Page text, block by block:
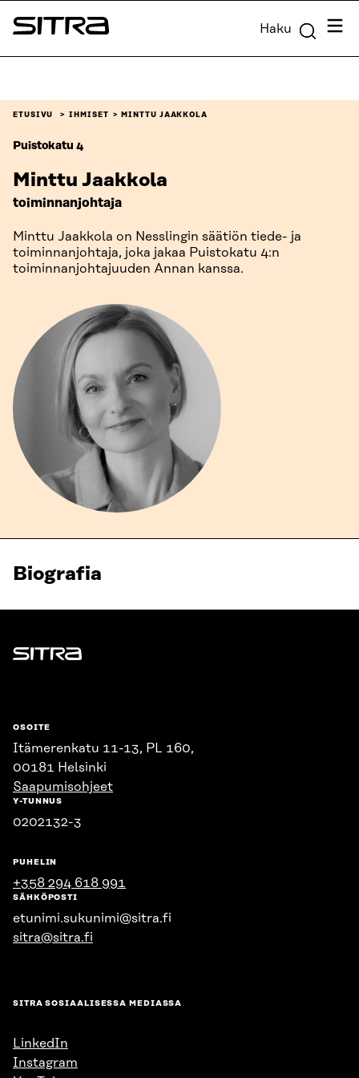
Siirry
suoraan
Sitra Haku
ETUSIVU IHMISET MINTTU JAAKKOLA
Puistokatu 4
Minttu Jaakkola
toiminnanjohtaja
Minttu Jaakkola on Nesslingin säätiön tiede- ja
toiminnanjohtaja, joka jakaa Puistokatu 4:n
toiminnanjohtajuuden Annan kanssa.
Biografia
Sitra
OSOITE
Itämerenkatu 11-13, PL 160,
00181 Helsinki
Saapumisohjeet
Y-TUNNUS
0202132-3
PUHELIN
+358 294 618 991
SÄHKÖPOSTI
etunimi.sukunimi@sitra.fi
sitra@sitra.fi
SITRA SOSIAALISESSA MEDIASSA
LinkedIn
Instagram